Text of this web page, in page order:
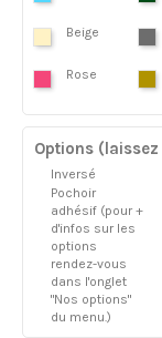
Beige
Rose
Options
Inversé
Pochoir
adhésif (pour +
d'infos sur les
options
rendez-vous
dans l'onglet
"Nos options"
du menu.)